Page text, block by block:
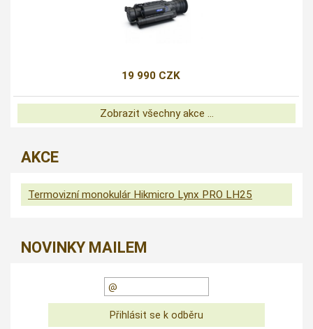
19 990 CZK
Zobrazit všechny akce ...
AKCE
Termovizní monokulár Hikmicro Lynx PRO LH25
NOVINKY MAILEM